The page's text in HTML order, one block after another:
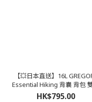
【💥日本直送】16L
Essential Hiking 背囊 背包
包 袋 行山 徒步
HK$795.00